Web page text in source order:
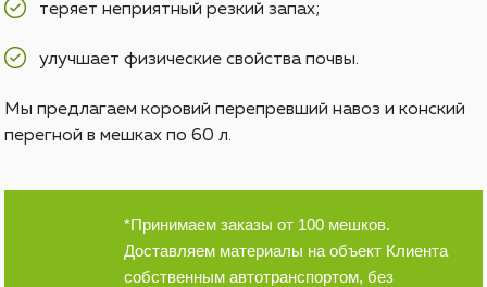
теряет неприятный резкий запах;
улучшает физические свойства почвы.
Мы предлагаем коровий перепревший навоз и конский
перегной в мешках по 60 л.
*Принимаем заказы от 100 мешков.
Доставляем материалы на объект Клиента
собственным автотранспортом, без